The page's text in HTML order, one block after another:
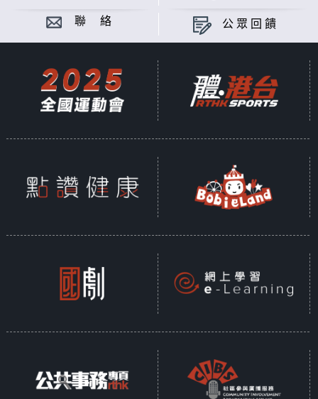
聯 絡 公眾回饋